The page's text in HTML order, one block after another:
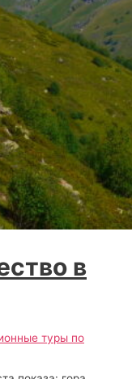
в
туры по